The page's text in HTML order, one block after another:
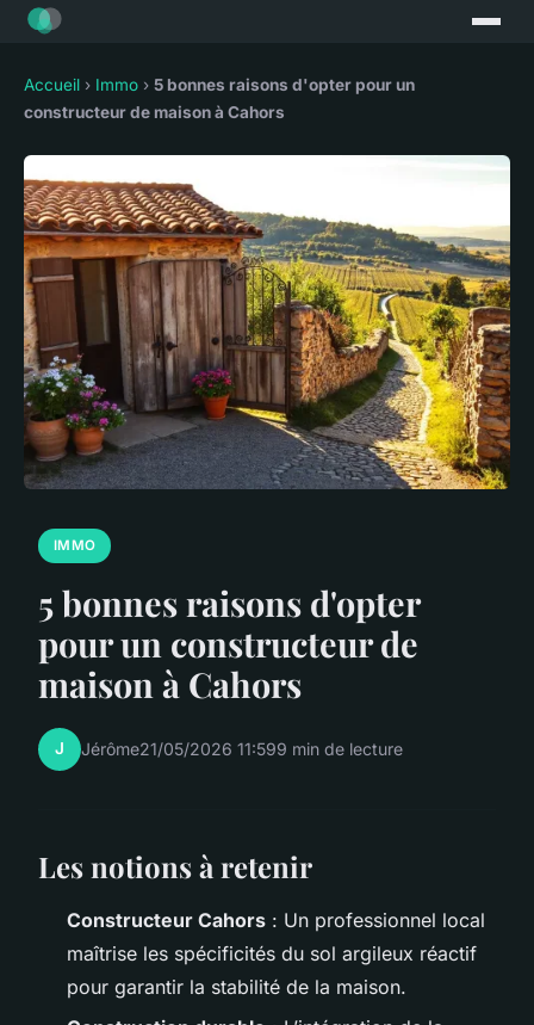
Accueil › Immo › 5 bonnes raisons d'opter pour un
constructeur de maison à Cahors
IMMO
5 bonnes raisons d'opter
pour un constructeur de
maison à Cahors
J Jérôme21/05/2026 11:599 min de lecture
Les notions à retenir
Constructeur Cahors : Un professionnel local
maîtrise les spécificités du sol argileux réactif
pour garantir la stabilité de la maison.